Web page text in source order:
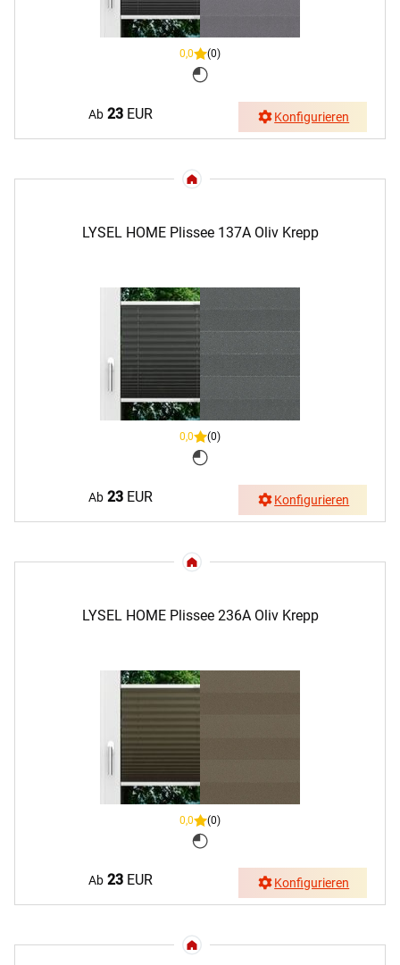
0,0 (0)
Ab 23 EUR Konfigurieren
LYSEL HOME Plissee 137A Oliv Krepp
0,0 (0)
Ab 23 EUR Konfigurieren
LYSEL HOME Plissee 236A Oliv Krepp
0,0 (0)
Ab 23 EUR Konfigurieren